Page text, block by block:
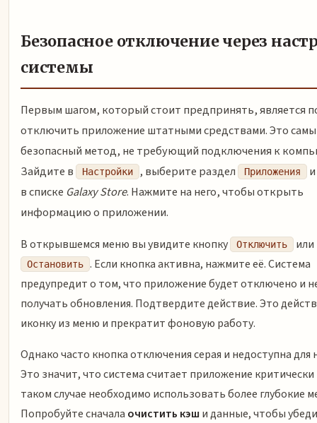
Безопасное отключение через
системы
Первым шагом, который стоит предпринять, является
отключить приложение штатными средствами. Это
безопасный метод, не требующий подключения к
Зайдите в
Настройки , выберите раздел Приложения
в списке Galaxy Store. Нажмите на него, чтобы открыть
информацию о приложении.
В открывшемся меню вы увидите кнопку Отключить или
Остановить . Если кнопка активна, нажмите её. Система
предупредит о том, что приложение будет отключено и
получать обновления. Подтвердите действие. Это
иконку из меню и прекратит фоновую работу.
Однако часто кнопка отключения серая и недоступна для
Это значит, что система считает приложение
таком случае необходимо использовать более глубокие
Попробуйте сначала очистить кэши данные, чтобы